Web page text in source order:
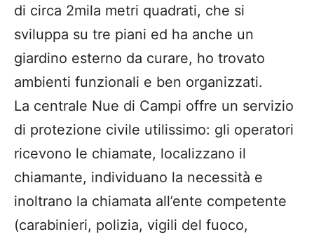
di circa 2mila metri quadrati, che si
sviluppa su tre piani ed ha anche un
giardino esterno da curare, ho trovato
ambienti funzionali e ben organizzati.
La centrale Nue di Campi offre un servizio
di protezione civile utilissimo: gli operatori
ricevono le chiamate, localizzano il
chiamante, individuano la necessità e
inoltrano la chiamata all’ente competente
(carabinieri, polizia, vigili del fuoco,